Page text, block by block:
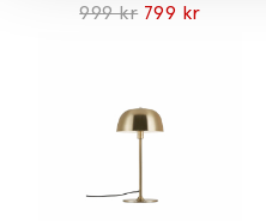
999 kr 799 kr